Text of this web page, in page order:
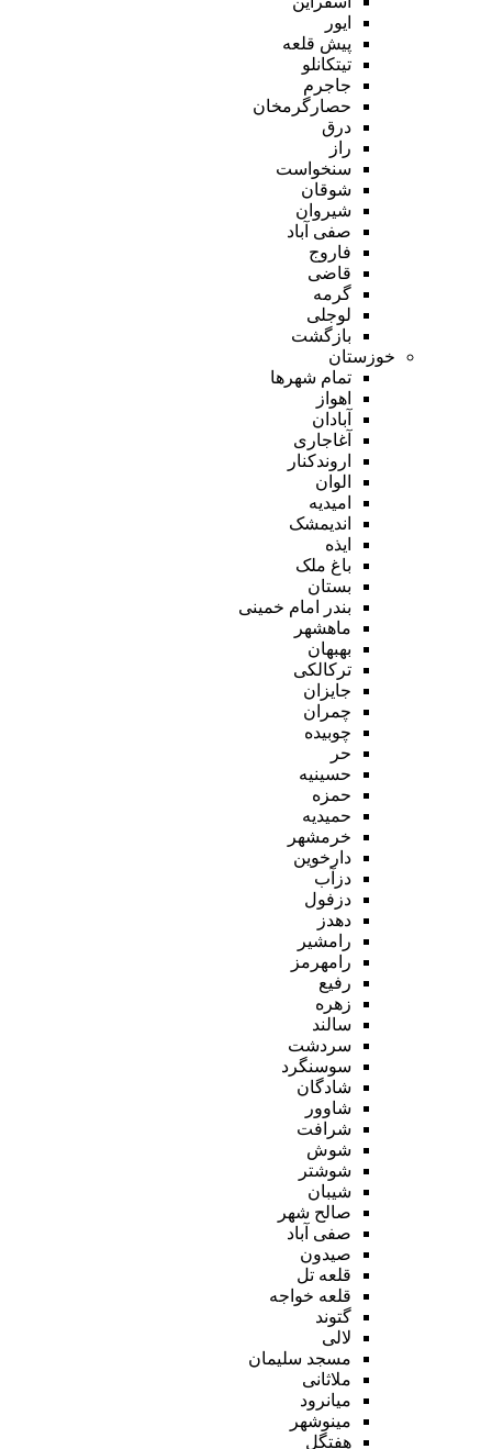
ایور
پیش قلعه
تیتکانلو
جاجرم
حصارگرمخان
درق
راز
سنخواست
شوقان
شیروان
صفی آباد
فاروج
قاضی
گرمه
لوجلی
بازگشت
خوزستان
تمام شهر‌ها
اهواز
آبادان
آغاجاری
اروندکنار
الوان
امیدیه
اندیمشک
ایذه
باغ ملک
بستان
بندر امام خمینی
ماهشهر
بهبهان
ترکالکی
جایزان
چمران
چوبیده
حر
حسینیه
حمزه
حمیدیه
خرمشهر
دارخوین
دزآب
دزفول
دهدز
رامشیر
رامهرمز
رفیع
زهره
سالند
سردشت
سوسنگرد
شادگان
شاوور
شرافت
شوش
شوشتر
شیبان
صالح شهر
صفی آباد
صیدون
قلعه تل
قلعه خواجه
گتوند
لالی
مسجد سلیمان
ملاثانی
میانرود
مینوشهر
هفتگل